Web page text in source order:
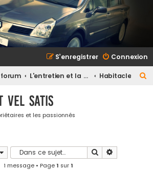
Connexion
S’enregistrer
forum L'entretien et la maintenance Habitacle
SATIS
et les passionnés
Rechercher
1 message • Page1 sur1